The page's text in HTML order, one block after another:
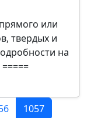
или
твердых и
на
1057